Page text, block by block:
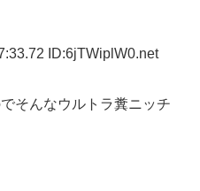
ID:6jTWiplW0.net
そんなウルトラ糞ニッチ